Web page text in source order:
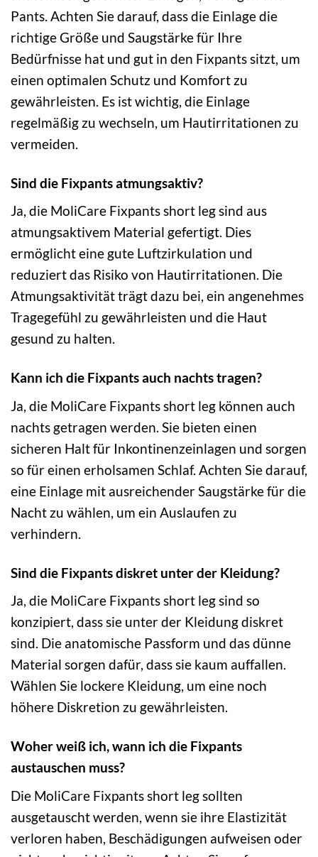
Pants. Achten Sie darauf, dass die Einlage die
richtige Größe und Saugstärke für Ihre
Bedürfnisse hat und gut in den Fixpants sitzt, um
einen optimalen Schutz und Komfort zu
gewährleisten. Es ist wichtig, die Einlage
regelmäßig zu wechseln, um Hautirritationen zu
vermeiden.
Sind die Fixpants atmungsaktiv?
Ja, die MoliCare Fixpants short leg sind aus
atmungsaktivem Material gefertigt. Dies
ermöglicht eine gute Luftzirkulation und
reduziert das Risiko von Hautirritationen. Die
Atmungsaktivität trägt dazu bei, ein angenehmes
Tragegefühl zu gewährleisten und die Haut
gesund zu halten.
Kann ich die Fixpants auch nachts tragen?
Ja, die MoliCare Fixpants short leg können auch
nachts getragen werden. Sie bieten einen
sicheren Halt für Inkontinenzeinlagen und sorgen
so für einen erholsamen Schlaf. Achten Sie darauf,
eine Einlage mit ausreichender Saugstärke für die
Nacht zu wählen, um ein Auslaufen zu
verhindern.
Sind die Fixpants diskret unter der Kleidung?
Ja, die MoliCare Fixpants short leg sind so
konzipiert, dass sie unter der Kleidung diskret
sind. Die anatomische Passform und das dünne
Material sorgen dafür, dass sie kaum auffallen.
Wählen Sie lockere Kleidung, um eine noch
höhere Diskretion zu gewährleisten.
Woher weiß ich, wann ich die Fixpants
austauschen muss?
Die MoliCare Fixpants short leg sollten
ausgetauscht werden, wenn sie ihre Elastizität
verloren haben, Beschädigungen aufweisen oder